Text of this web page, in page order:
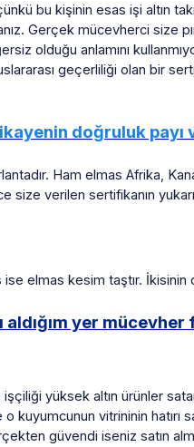
bu kişinin esas işi altın
Gerçek mücevherci size
olduğu anlamını
geçerliliği olan bir
doğruluk payı
Ham elmas Afrika,
verilen sertifikanın
ise elmas kesim taştır.
yer
yüksek altın ürünler
vitrininin
güvendi iseniz satın